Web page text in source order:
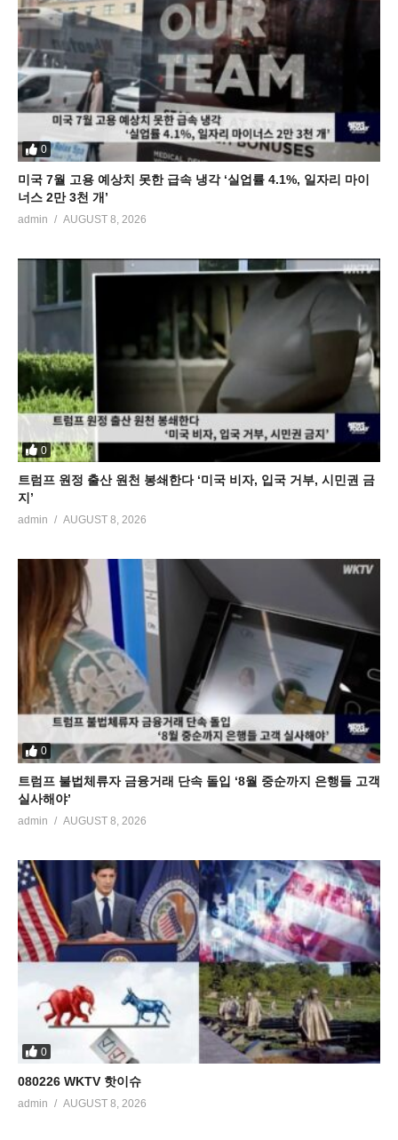
0
미국 7월 고용 예상치 못한 급속 냉각 ‘실업률 4.1%, 일자리 마이
너스 2만 3천 개’
admin AUGUST 8, 2026
0
트럼프 원정 출산 원천 봉쇄한다 ‘미국 비자, 입국 거부, 시민권 금
지’
admin AUGUST 8, 2026
0
트럼프 불법체류자 금융거래 단속 돌입 ‘8월 중순까지 은행들 고객
실사해야’
admin AUGUST 8, 2026
0
080226 WKTV 핫이슈
admin AUGUST 8, 2026